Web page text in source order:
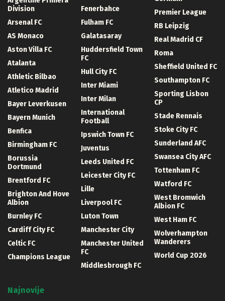
Division
Arsenal FC
AS Monaco
Aston Villa FC
Atalanta
Athletic Bilbao
Atletico Madrid
Bayer Leverkusen
Bayern Munich
Benfica
Birmingham FC
Borussia
Dortmund
Brentford FC
Brighton And Hove
Albion
Burnley FC
Cardiff City FC
Celtic FC
Champions League
Fenerbahce
Fulham FC
Galatasaray
Huddersfield Town
FC
Hull City FC
Inter Miami
Inter Milan
International
Football
Ipswich Town FC
Juventus
Leeds United FC
Leicester City FC
Lille
Liverpool FC
Luton Town
Manchester City
Manchester United
FC
Middlesbrough FC
Premier League
RB Leipzig
Real Madrid CF
Roma
Sheffield United FC
Southampton FC
Sporting Lisbon
CP
Stade Rennais
Stoke City FC
Sunderland AFC
Swansea City AFC
Tottenham FC
Watford FC
West Bromwich
Albion FC
West Ham FC
Wolverhampton
Wanderers
World Cup 2026
Najnovije